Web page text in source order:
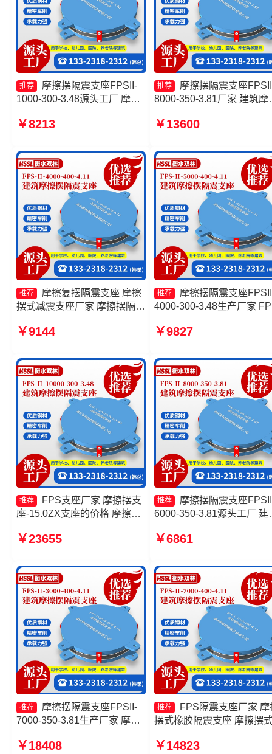
推荐
摩擦摆隔震支座FPSII-
1000-300-3.48源头工厂 摩擦
3.48生产厂家 摩擦滑移隔震支
￥8213
推荐
摩擦摆隔震支座
8000-350-3.81厂家 建筑摩
座 摩擦摆隔震支座FPSII-
￥13600
推荐
摩擦复摆隔震支座 摩擦
摆式减震支座厂家 摩擦摆隔震
头工厂 减隔震摩擦摆支座生产
￥9144
推荐
摩擦摆隔震支座
4000-300-3.48生产厂家
摆隔震支座FPSII-10000-
座生产厂家一套厂家
￥9827
推荐
FPS支座厂家 摩擦摆支
座-15.0ZX支座的价格 摩擦支
FPSII-8000-400-4.11
￥23655
推荐
摩擦摆隔震支座
6000-350-3.81源头工厂 建
式隔震支座生产厂家 建筑
￥6861
推荐
摩擦摆隔震支座FPSII-
7000-350-3.81生产厂家 摩擦
3.48源头工厂 摩擦摆隔震支座
￥18408
推荐
FPS隔震支座厂家 摩
摆式橡胶隔震支座 摩擦摆
JZQZ-15000多少钱
￥14823